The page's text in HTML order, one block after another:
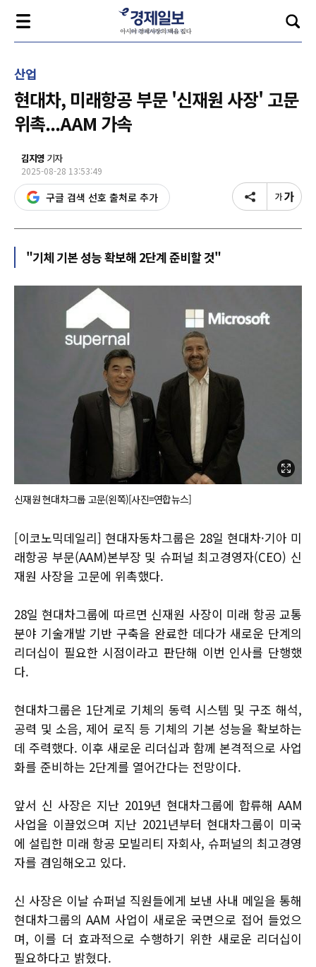
산업
현대차, 미래항공 부문 '신재원 사장' 고문
위촉...AAM 가속
김지영 기자
2025-08-28 13:53:49
구글 검색 선호 출처로 추가
"기체 기본 성능 확보해 2단계 준비할 것"
신재원 현대차그룹 고문(왼쪽)[사진=연합뉴스]
[이코노믹데일리] 현대자동차그룹은 28일 현대차·기아 미
래항공 부문(AAM)본부장 및 슈퍼널 최고경영자(CEO) 신
재원 사장을 고문에 위촉했다.
28일 현대차그룹에 따르면 신재원 사장이 미래 항공 교통
분야 기술개발 기반 구축을 완료한 데다가 새로운 단계의
리더십이 필요한 시점이라고 판단해 이번 인사를 단행했
다.
현대차그룹은 1단계로 기체의 동력 시스템 및 구조 해석,
공력 및 소음, 제어 로직 등 기체의 기본 성능을 확보하는
데 주력했다. 이후 새로운 리더십과 함께 본격적으로 사업
화를 준비하는 2단계를 열어간다는 전망이다.
앞서 신 사장은 지난 2019년 현대차그룹에 합류해 AAM
사업을 이끌었으며 지난 2021년부터 현대차그룹이 미국
에 설립한 미래 항공 모빌리티 자회사, 슈퍼널의 최고경영
자를 겸임해오고 있다.
신 사장은 이날 슈퍼널 직원들에게 보낸 사내 메일을 통해
현대차그룹의 AAM 사업이 새로운 국면으로 접어 들었으
며, 이를 더 효과적으로 수행하기 위한 새로운 리더십이
필요하다고 밝혔다.